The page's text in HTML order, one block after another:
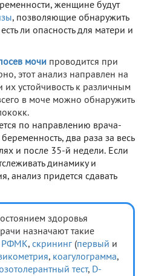
женщине будут
, позволяющие обнаружить
ли опасность для матери и
мочи проводится при
этот анализ направлен на
их устойчивость к различным
в моче можно обнаружить
по направлению врача-
два раза за весь
и после 35-й недели. Если
динамику и
анализ придется сдавать
здоровья
назначают такие
РФМК, скрининг (первый и
, коагулограмма,
тест, D-